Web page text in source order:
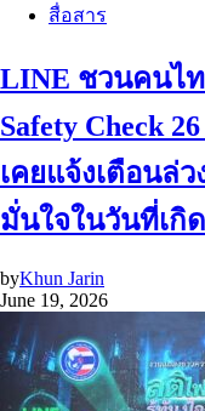
สื่อสาร
LINE ชวนคนไ
Safety Check
เคยแจ้งเตือนล่
มั่นใจในวันที่เกิ
byKhun Jarin
June 19, 2026